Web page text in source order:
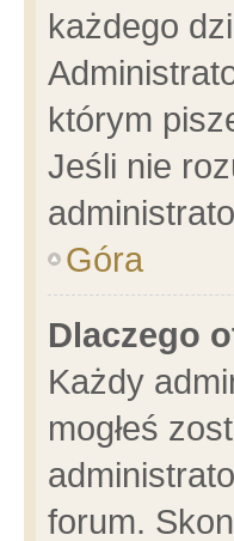
każdego
którym
Jeśli nie
Góra
Dlaczego
Każdy
mogłeś
forum.